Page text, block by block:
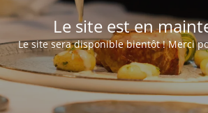
Le site est en
Le site sera disponible bientôt ! Merci